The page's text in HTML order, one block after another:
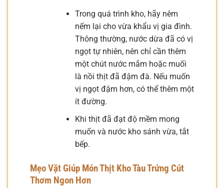
Trong quá trình kho, hãy nêm
nếm lại cho vừa khẩu vị gia đình.
Thông thường, nước dừa đã có vị
ngọt tự nhiên, nên chỉ cần thêm
một chút nước mắm hoặc muối
là nồi thịt đã đậm đà. Nếu muốn
vị ngọt đậm hơn, có thể thêm một
ít đường.
Khi thịt đã đạt độ mềm mong
muốn và nước kho sánh vừa, tắt
bếp.
Mẹo Vặt Giúp Món Thịt Kho Tàu Trứng Cút
Thơm Ngon Hơn